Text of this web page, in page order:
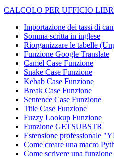
CALCOLO PER UFFICIO
Importazione dei tassi di
Somma scritta in inglese
Riorganizzare le tabelle
Funzione Google Translate
Camel Case Funzione
Snake Case Funzione
Kebab Case Funzione
Break Case Funzione
Sentence Case Funzione
Title Case Funzione
Fuzzy Lookup Funzione
Funzione GETSUBSTR
Estensione professionale
Come creare una macro
Come scrivere una